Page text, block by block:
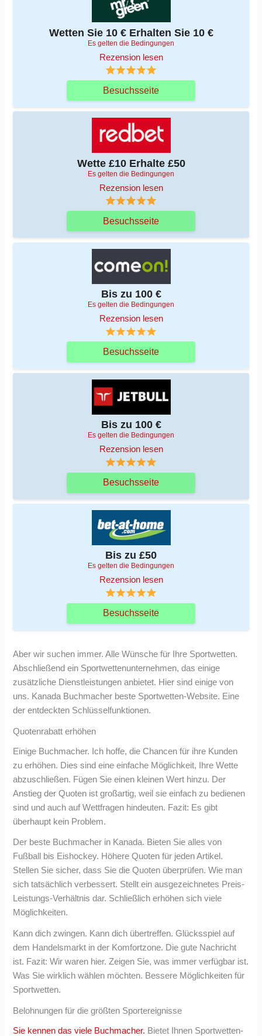
Wetten Sie 10 € Erhalten Sie 10 €
Es gelten die Bedingungen
Rezension lesen
Besuchsseite
Wette £10 Erhalte £50
Es gelten die Bedingungen
Rezension lesen
Besuchsseite
Bis zu 100 €
Es gelten die Bedingungen
Rezension lesen
Besuchsseite
Bis zu 100 €
Es gelten die Bedingungen
Rezension lesen
Besuchsseite
Bis zu £50
Es gelten die Bedingungen
Rezension lesen
Besuchsseite
Aber wir suchen immer. Alle Wünsche für Ihre Sportwetten.
Abschließend ein Sportwettenunternehmen, das einige
zusätzliche Dienstleistungen anbietet. Hier sind einige von
uns. Kanada Buchmacher beste Sportwetten-Website. Eine
der entdeckten Schlüsselfunktionen.
Quotenrabatt erhöhen
Einige Buchmacher. Ich hoffe, die Chancen für ihre Kunden
zu erhöhen. Dies sind eine einfache Möglichkeit, Ihre Wette
abzuschließen. Fügen Sie einen kleinen Wert hinzu. Der
Anstieg der Quoten ist großartig, weil sie einfach zu bedienen
sind und auch auf Wettfragen hindeuten. Fazit: Es gibt
überhaupt kein Problem.
Der beste Buchmacher in Kanada. Bieten Sie alles von
Fußball bis Eishockey. Höhere Quoten für jeden Artikel.
Stellen Sie sicher, dass Sie die Quoten überprüfen. Wie man
sich tatsächlich verbessert. Stellt ein ausgezeichnetes Preis-
Leistungs-Verhältnis dar. Schließlich erhöhen sich viele
Möglichkeiten.
Kann dich zwingen. Kann dich übertreffen. Glücksspiel auf
dem Handelsmarkt in der Komfortzone. Die gute Nachricht
ist. Fazit: Wir waren hier. Zeigen Sie, was immer verfügbar ist.
Was Sie wirklich wählen möchten. Bessere Möglichkeiten für
Sportwetten.
Belohnungen für die größten Sportereignisse
Sie kennen das viele Buchmacher. Bietet Ihnen Sportwetten-